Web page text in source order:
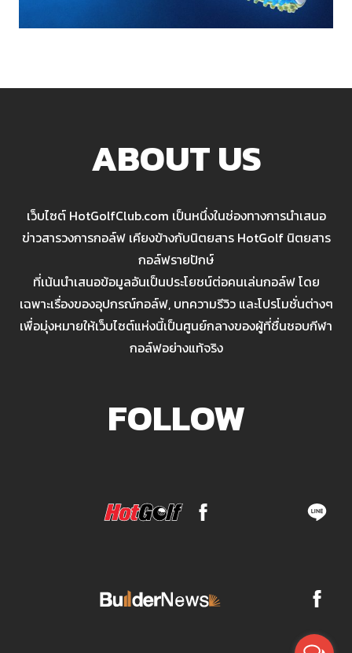
ABOUT US
เว็บไซต์ HotGolfClub.com เป็นหนึ่งในช่องทางการนำเสนอ
ข่าวสารวงการกอล์ฟ เคียงข้างกับนิตยสาร HotGolf นิตยสาร
กอล์ฟรายปักษ์
ที่เน้นนำเสนอข้อมูลอันเป็นประโยชน์ต่อคนเล่นกอล์ฟ โดย
เฉพาะเรื่องของอุปกรณ์กอล์ฟ, บทความรีวิว และโปรโมชั่นต่างๆ
เพื่อมุ่งหมายให้เว็บไซต์แห่งนี้เป็นศูนย์กลางของผู้ที่ชื่นชอบกีฬา
กอล์ฟอย่างแท้จริง
FOLLOW